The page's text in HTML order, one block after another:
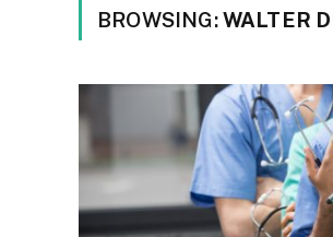
BROWSING:WALTER